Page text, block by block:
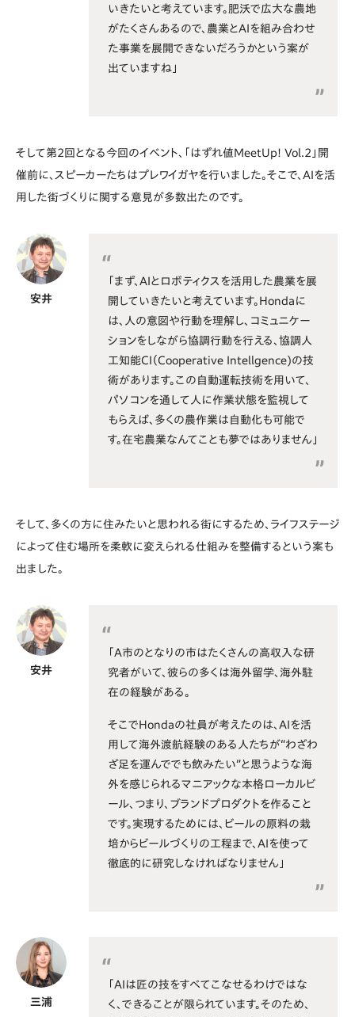
いきたいと考えています。肥沃で広大な農地
がたくさんあるので、農業とAIを組み合わせ
た事業を展開できないだろうかという案が
出ていますね」
そして第2回となる今回のイベント、「はずれ値MeetUp! Vol.2」開
催前に、スピーカーたちはプレワイガヤを行いました。そこで、AIを活
用した街づくりに関する意見が多数出たのです。
安井
「まず、AIとロボティクスを活用した農業を展
開していきたいと考えています。Hondaに
は、人の意図や行動を理解し、コミュニケー
ションをしながら協調行動を行える、協調人
工知能CI（Cooperative Intellgence)の技
術があります。この自動運転技術を用いて、
パソコンを通して人に作業状態を監視して
もらえば、多くの農作業は自動化も可能で
す。在宅農業なんてことも夢ではありません」
そして、多くの方に住みたいと思われる街にするため、ライフステージ
によって住む場所を柔軟に変えられる仕組みを整備するという案も
出ました。
安井
「A市のとなりの市はたくさんの高収入な研
究者がいて、彼らの多くは海外留学、海外駐
在の経験がある。
そこでHondaの社員が考えたのは、AIを活
用して海外渡航経験のある人たちが“わざわ
ざ足を運んででも飲みたい”と思うような海
外を感じられるマニアックな本格ローカルビ
ール、つまり、ブランドプロダクトを作ること
です。実現するためには、ビールの原料の栽
培からビールづくりの工程まで、AIを使って
徹底的に研究しなければなりません」
三浦
「AIは匠の技をすべてこなせるわけではな
く、できることが限られています。そのため、